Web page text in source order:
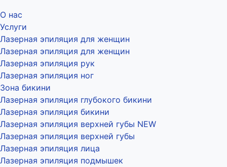
О нас
Услуги
Лазерная эпиляция для женщин
Лазерная эпиляция для женщин
Лазерная эпиляция рук
Лазерная эпиляция ног
Зона бикини
Лазерная эпиляция глубокого бикини
Лазерная эпиляция бикини
Лазерная эпиляция верхней губы NEW
Лазерная эпиляция верхней губы
Лазерная эпиляция лица
Лазерная эпиляция подмышек